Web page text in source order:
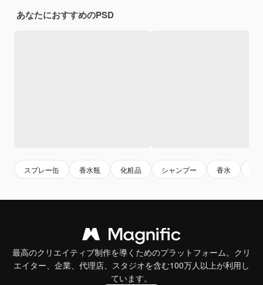
あなたにおすすめのPSD
スプレー缶 香水瓶 化粧品 シャンプー 香水
最高のクリエイティブ制作を導くためのプラットフォーム。クリ
エイター、企業、代理店、スタジオを含む100万人以上が利用し
ています。